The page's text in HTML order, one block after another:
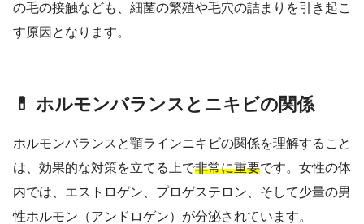
の毛の接触なども、細菌の繁殖や毛穴の詰まりを引き起こ
す原因となります。
💊 ホルモンバランスとニキビの関係
ホルモンバランスと顎ラインニキビの関係を理解すること
は、効果的な対策を立てる上で非常に重要です。女性の体
内では、エストロゲン、プロゲステロン、そして少量の男
性ホルモン（アンドロゲン）が分泌されています。